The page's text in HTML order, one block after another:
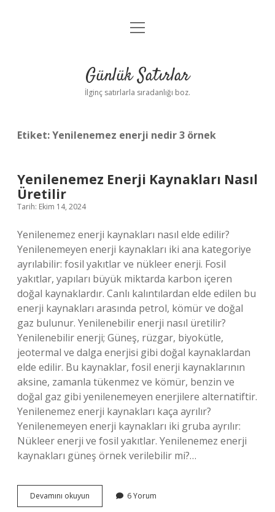
Anasayfa
Yasal Uyarı
menüyü
Günlük Satırlar
İlginç satırlarla sıradanlığı boz.
Etiket:Yenilenemez enerji nedir 3 örnek
Yenilenemez Enerji Kaynakları Nasıl
Üretilir
Tarih: Ekim 14, 2024
Yenilenemez enerji kaynakları nasıl elde edilir?
Yenilenemeyen enerji kaynakları iki ana kategoriye
ayrılabilir: fosil yakıtlar ve nükleer enerji. Fosil
yakıtlar, yapıları büyük miktarda karbon içeren
doğal kaynaklardır. Canlı kalıntılardan elde edilen bu
enerji kaynakları arasında petrol, kömür ve doğal
gaz bulunur. Yenilenebilir enerji nasıl üretilir?
Yenilenebilir enerji; Güneş, rüzgar, biyokütle,
jeotermal ve dalga enerjisi gibi doğal kaynaklardan
elde edilir. Bu kaynaklar, fosil enerji kaynaklarının
aksine, zamanla tükenmez ve kömür, benzin ve
doğal gaz gibi yenilenemeyen enerjilere alternatiftir.
Yenilenemez enerji kaynakları kaça ayrılır?
Yenilenemeyen enerji kaynakları iki gruba ayrılır:
Nükleer enerji ve fosil yakıtlar. Yenilenemez enerji
kaynakları güneş örnek verilebilir mi?…
Devamını okuyun Yenilenemez
Enerji
6 Yorum